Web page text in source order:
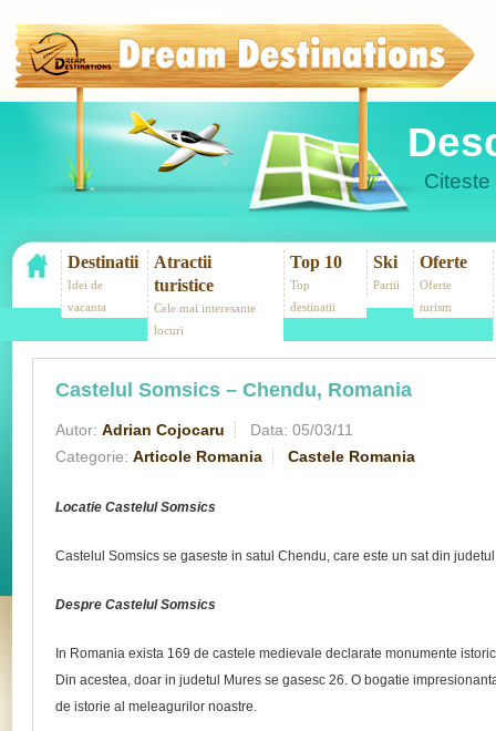
Destinatii
Idei de
vacanta
Atractii
turistice
Cele mai interesante
locuri
Top 10
Top
destinatii
Ski
Partii
Oferte
Oferte
turism
Castelul Somsics – Chendu, Romania
Autor: Adrian Cojocaru Data: 05/03/11
Categorie: Articole Romania Castele Romania
Locatie Castelul Somsics
Castelul Somsics se gaseste in satul Chendu, care este un sat din
Despre Castelul Somsics
In Romania exista 169 de castele medievale declarate monumente
Din acestea, doar in judetul Mures se gasesc 26. O bogatie
de istorie al meleagurilor noastre.